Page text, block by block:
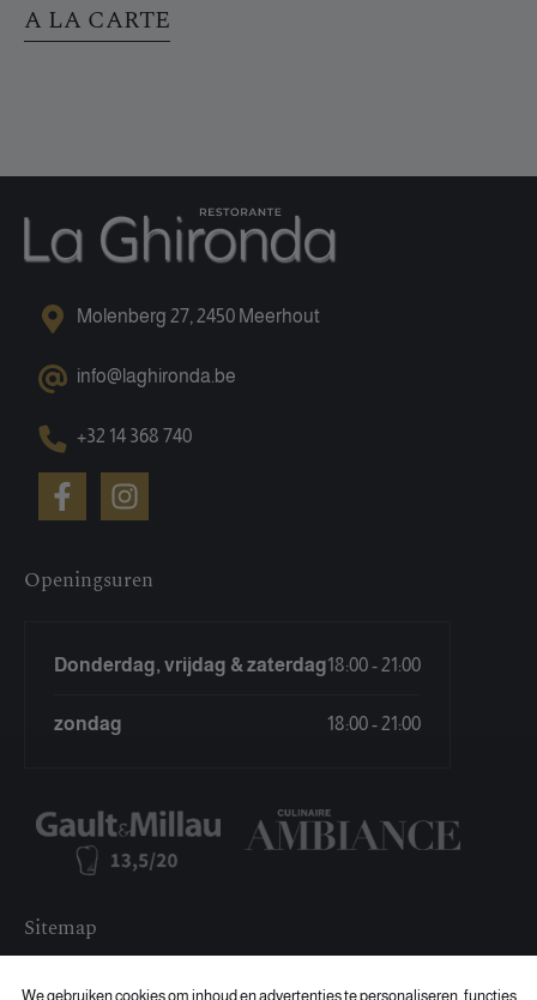
A LA CARTE
Molenberg 27, 2450 Meerhout
info@laghironda.be
+32 14 368 740
Openingsuren
Donderdag, vrijdag & zaterdag18:00 - 21:00
zondag 18:00 - 21:00
Sitemap
Menu
We gebruiken cookies om inhoud en advertenties te personaliseren, functies